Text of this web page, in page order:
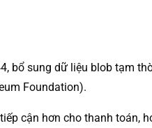
bổ sung dữ liệu blob tạm
Foundation).
cận hơn cho thanh